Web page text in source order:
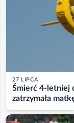
27 LIPCA
Śmierć 4-letniej
zatrzymała